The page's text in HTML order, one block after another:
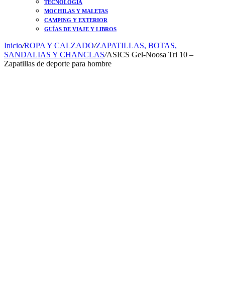
TECNOLOGÍA
MOCHILAS Y MALETAS
CAMPING Y EXTERIOR
GUÍAS DE VIAJE Y LIBROS
Inicio/ROPA Y CALZADO/ZAPATILLAS, BOTAS,
SANDALIAS Y CHANCLAS/ASICS Gel-Noosa Tri 10 –
Zapatillas de deporte para hombre